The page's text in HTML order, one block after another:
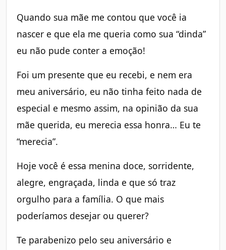
Quando sua mãe me contou que você ia
nascer e que ela me queria como sua “dinda”
eu não pude conter a emoção!
Foi um presente que eu recebi, e nem era
meu aniversário, eu não tinha feito nada de
especial e mesmo assim, na opinião da sua
mãe querida, eu merecia essa honra… Eu te
“merecia”.
Hoje você é essa menina doce, sorridente,
alegre, engraçada, linda e que só traz
orgulho para a família. O que mais
poderíamos desejar ou querer?
Te parabenizo pelo seu aniversário e